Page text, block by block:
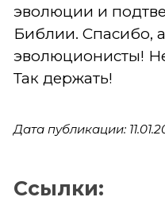
эволюции и
Библии. Спасибо,
эволюционисты!
Так держать!
Дата публикации:
Ссылки: